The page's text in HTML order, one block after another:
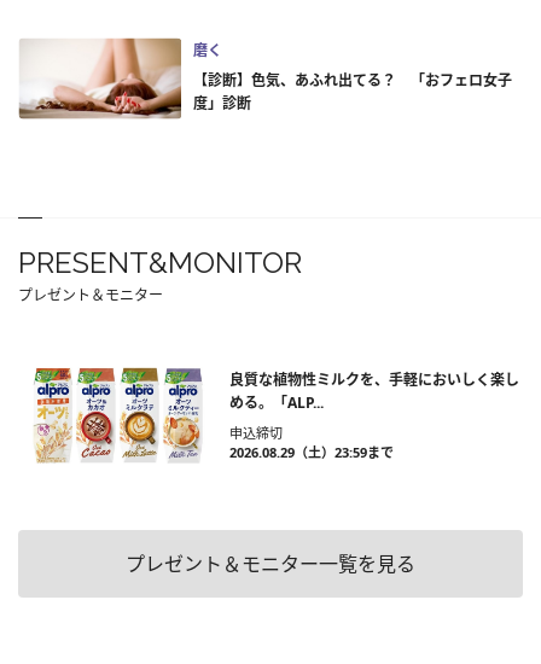
磨く
【診断】色気、あふれ出てる？ 「おフェロ女子
度」診断
PRESENT&MONITOR
プレゼント＆モニター
良質な植物性ミルクを、手軽においしく楽し
める。「ALP...
申込締切
2026.08.29（土）23:59まで
プレゼント＆モニター一覧を見る